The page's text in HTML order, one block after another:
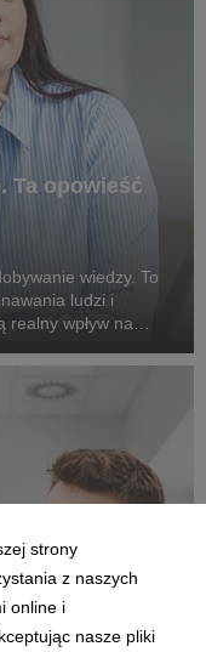
Ta opowieść
wiedzy. To
ludzi i
realny wpływ na
strony
z naszych
online i
nasze pliki